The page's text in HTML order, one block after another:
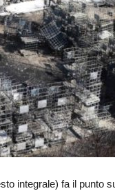
integrale) fa il punto